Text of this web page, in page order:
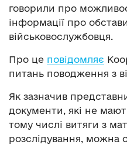
говорили про
інформації про
військовослужбовця.
Про це повідомляє
питань поводження з
Як зазначив
документи, які не
тому числі витяги з
розслідування, можна